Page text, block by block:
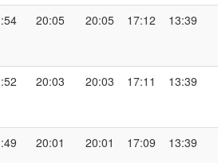
13:39
17:12
20:05
20:05
21:54
13:39
17:11
20:03
20:03
21:52
13:39
17:09
20:01
20:01
21:49